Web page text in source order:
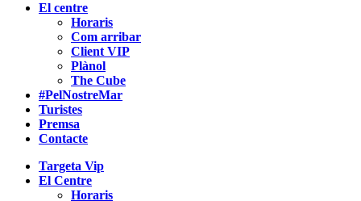
El centre
Horaris
Com arribar
Client VIP
Plànol
The Cube
#PelNostreMar
Turistes
Premsa
Contacte
Targeta Vip
El Centre
Horaris